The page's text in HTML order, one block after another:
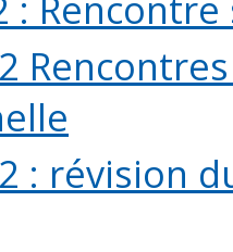
: révision